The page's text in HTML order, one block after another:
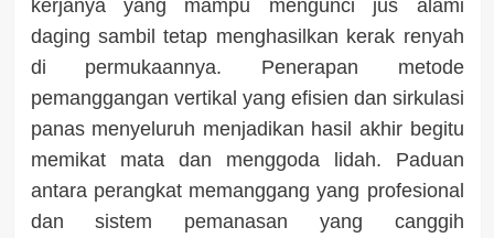
kerjanya yang mampu mengunci jus alami
daging sambil tetap menghasilkan kerak renyah
di permukaannya. Penerapan metode
pemanggangan vertikal yang efisien dan sirkulasi
panas menyeluruh menjadikan hasil akhir begitu
memikat mata dan menggoda lidah. Paduan
antara perangkat memanggang yang profesional
dan sistem pemanasan yang canggih